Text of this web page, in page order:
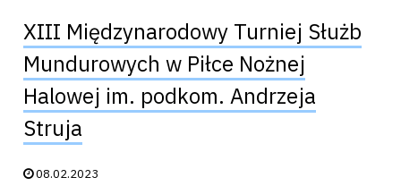
XIII Międzynarodowy Turniej Służb
Mundurowych w Piłce Nożnej
Halowej im. podkom. Andrzeja
Struja
Data publikacji:
08.02.2023